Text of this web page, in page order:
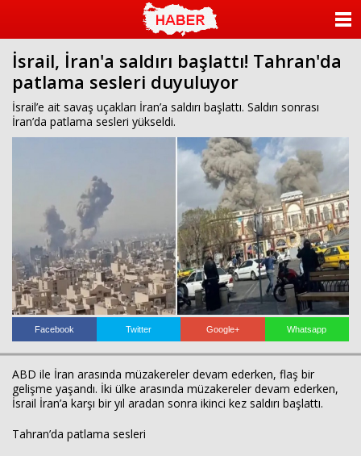
İsrail, İran'a saldırı başlattı! Tahran'da
patlama sesleri duyuluyor
İsrail’e ait savaş uçakları İran’a saldırı başlattı. Saldırı sonrası
İran’da patlama sesleri yükseldi.
Facebook Twitter Google+ Whatsapp
ABD ile İran arasında müzakereler devam ederken, flaş bir
gelişme yaşandı. İki ülke arasında müzakereler devam ederken,
İsrail İran’a karşı bir yıl aradan sonra ikinci kez saldırı başlattı.
Tahran’da patlama sesleri
KATEGORİLER
ANKETLER
FOTO GALERİ
VİDEO GALERİ
KÜNYE
İLETİŞİM